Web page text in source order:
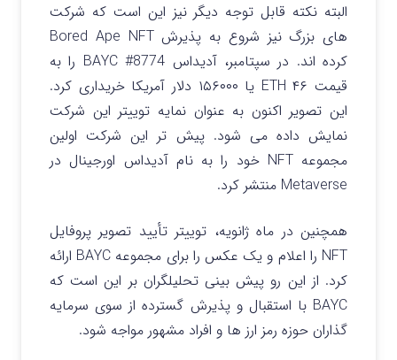
البته نکته قابل توجه دیگر نیز این است که شرکت
های بزرگ نیز شروع به پذیرش Bored Ape NFT
کرده اند. در سپتامبر، آدیداس BAYC #8774 را به
قیمت ۴۶ ETH یا ۱۵۶۰۰۰ دلار آمریکا خریداری کرد.
این تصویر اکنون به عنوان نمایه توییتر این شرکت
نمایش داده می شود. پیش تر این شرکت اولین
مجموعه NFT خود را به نام آدیداس اورجینال در
Metaverse منتشر کرد.
همچنین در ماه ژانویه، توییتر تأیید تصویر پروفایل
NFT را اعلام و یک عکس را برای مجموعه BAYC ارائه
کرد. از این رو پیش بینی تحلیلگران بر این است که
BAYC با استقبال و پذیرش گسترده از سوی سرمایه
گذاران حوزه رمز ارز ها و افراد مشهور مواجه شود.